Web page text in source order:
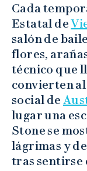
Cada
Estatal de
salón de
flores,
técnico que
convierten
social de
lugar una
Stone se
lágrimas y
tras sentirse